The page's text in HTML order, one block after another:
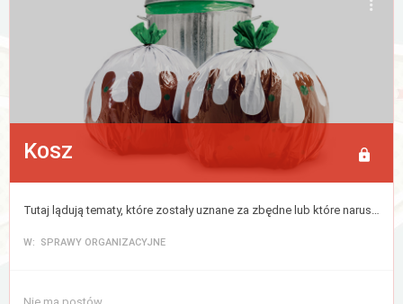
Kosz
Tutaj lądują tematy, które zostały uznane za zbędne lub które naruszyły regulamin forum. Cokolwiek tutaj trafi zostanie usunięte po 30 dniach.
W: SPRAWY ORGANIZACYJNE